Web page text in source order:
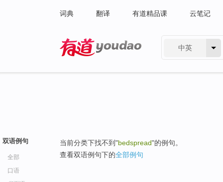
词典 翻译 有道精品课 云笔记
中英
双语例句
全部
口语
当前分类下找不到"bedspread"的例句。
查看双语例句下的全部例句